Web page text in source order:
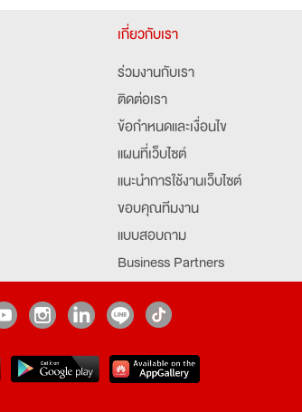
เกี่ยวกับเรา
ร่วมงานกับเรา
ติดต่อเรา
ข้อกำหนดและเงื่อนไข
แผนที่เว็บไซต์
แนะนำการใช้งานเว็บไซต์
ขอบคุณทีมงาน
แบบสอบถาม
Business Partners
Job Index
job